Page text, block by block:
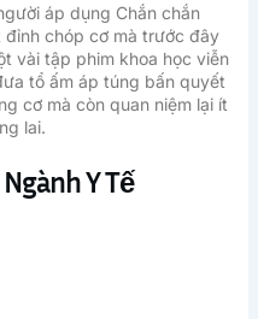
áp dụng Chắn chắn
đỉnh chóp cơ mà trước đây
vài tập phim khoa học viễn
tổ ấm áp túng bấn quyết
cơ mà còn quan niệm lại ít
lai.
Y Tế